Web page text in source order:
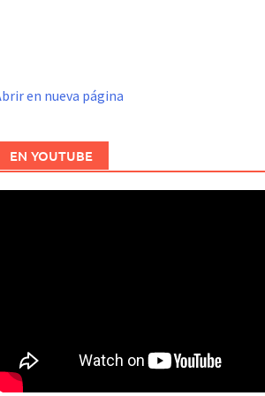
en nueva página
EN YOUTUBE